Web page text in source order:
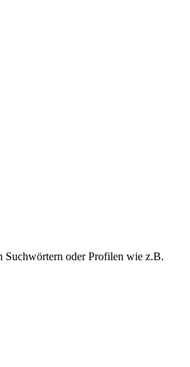
Suchwörtern oder Profilen wie z.B.